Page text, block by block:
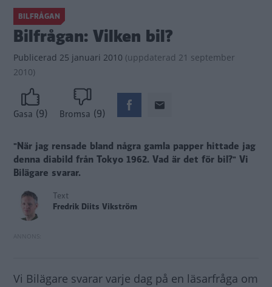
BILFRÅGAN
Bilfrågan: Vilken bil?
Publicerad 25 januari 2010 (uppdaterad 21 september
2010)
Gasa (9) Bromsa (9)
"När jag rensade bland några gamla papper hittade jag
denna diabild från Tokyo 1962. Vad är det för bil?" Vi
Bilägare svarar.
Text
Fredrik Diits Vikström
Vi Bilägare svarar varje dag på en läsarfråga om